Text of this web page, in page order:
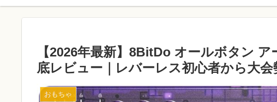
【2026年最新】8BitDo オールボタン
底レビュー｜レバーレス初心者から大
おもちゃ